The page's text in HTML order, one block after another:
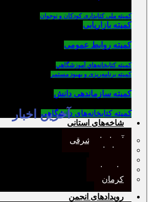
کمیته ملی کتابداری کودکان و نوجوان
کمیته بازاریابی
کمیته روابط عمومی
كميته كتابخانه‌هاي آموزشگاهي
کمیته برنامه‌ریزی و بهبود مستمر
کمیته سازماندهی دانش
کمیته کتابخانه‌های دانشگاهی
شاخه‌های استانی
آذربایجان شرقی
خراسان
مازندران
کرمان
رویدادهای انجمن
آخرین اخبار